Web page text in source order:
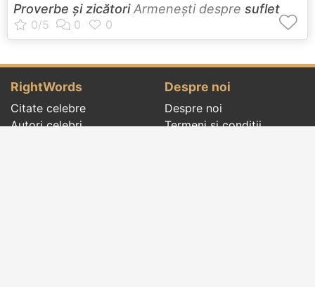
Proverbe și zicătoriArmeneşti despre suflet
RightWords
Citate celebre
Autori celebri
Despre noi
Despre noi
Termeni și condiții